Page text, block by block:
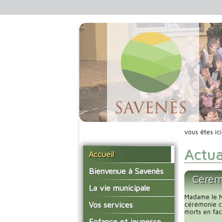
Accueil
Bienvenue à Savenès
Situer Savenès
Savenès en chiffre
L'histoire du village
La vie municipale
Vos élus
Les compte-rendus du
Vos services
La mairie
vous êtes
Madame le
cérémonie
morts en